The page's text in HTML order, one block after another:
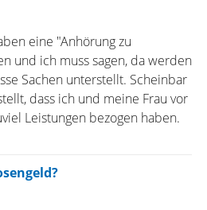
eine "Anhörung zu
und ich muss sagen, da werden
Sachen unterstellt. Scheinbar
dass ich und meine Frau vor
Leistungen bezogen haben.